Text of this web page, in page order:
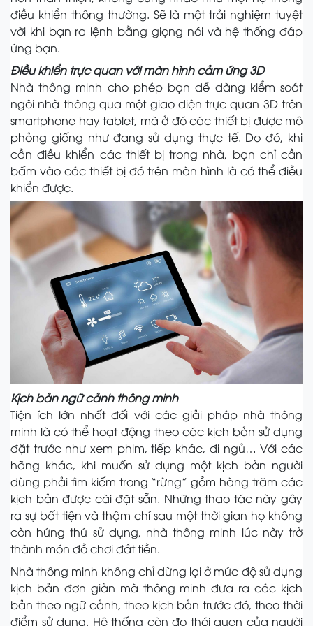
điều khiển thông thường. Sẽ là một trải nghiệm tuyệt
vời khi bạn ra lệnh bằng giọng nói và hệ thống đáp
ứng bạn.
Điều khiển trực quan với màn hình cảm ứng 3D
Nhà thông minh cho phép bạn dễ dàng kiểm soát
ngôi nhà thông qua một giao diện trực quan 3D trên
smartphone hay tablet, mà ở đó các thiết bị được mô
phỏng giống như đang sử dụng thực tế. Do đó, khi
cần điều khiển các thiết bị trong nhà, bạn chỉ cần
bấm vào các thiết bị đó trên màn hình là có thể điều
khiển được.
Kịch bản ngữ cảnh thông minh
Tiện ích lớn nhất đối với các giải pháp nhà thông
minh là có thể hoạt động theo các kịch bản sử dụng
đặt trước như xem phim, tiếp khác, đi ngủ… Với các
hãng khác, khi muốn sử dụng một kịch bản người
dùng phải tìm kiếm trong “rừng” gồm hàng trăm các
kịch bản được cài đặt sẵn. Những thao tác này gây
ra sự bất tiện và thậm chí sau một thời gian họ không
còn hứng thú sử dụng, nhà thông minh lúc này trở
thành món đồ chơi đắt tiền.
Nhà thông minh không chỉ dừng lại ở mức độ sử dụng
kịch bản đơn giản mà thông minh đưa ra các kịch
bản theo ngữ cảnh, theo kịch bản trước đó, theo thời
điểm sử dụng. Hệ thống còn đo thói quen của người